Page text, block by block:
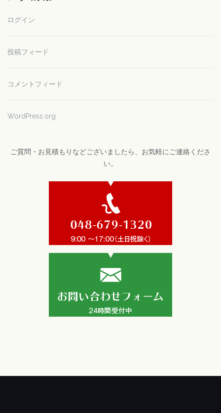
ログイン
投稿フィード
コメントフィード
WordPress.org
ご質問・お見積もりなどございましたら、お気軽にご連絡くださ
い。